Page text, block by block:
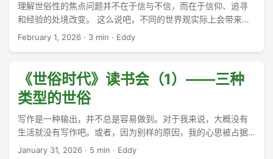
理解世俗性的焦点问题并不在于信与不信，而在于信仰、追寻
和经验的处境改变。 这么说吧，不同的世界观实际上会带来不
同的经验。当我们现在要审视一个人的生活时，并不能简单地
February 1, 2026 · 3 min · Eddy
《世俗时代》读书会（1）——三种
类型的世俗
写作是一种输出，并不总是容易做到。对于我来说，大概没有
生活就没有写作吧。或者，因为别样的原因，我的心思被占据
了，也就无心写作了。 ...
January 31, 2026 · 5 min · Eddy